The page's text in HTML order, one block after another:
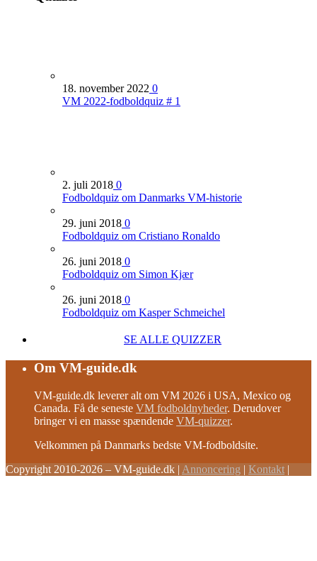
18. november 2022 0
VM 2022-fodboldquiz # 1
2. juli 2018 0
Fodboldquiz om Danmarks VM-historie
29. juni 2018 0
Fodboldquiz om Cristiano Ronaldo
26. juni 2018 0
Fodboldquiz om Simon Kjær
26. juni 2018 0
Fodboldquiz om Kasper Schmeichel
SE ALLE QUIZZER
Om VM-guide.dk
VM-guide.dk leverer alt om VM 2026 i USA, Mexico og
Canada. Få de seneste VM fodboldnyheder. Derudover
bringer vi en masse spændende VM-quizzer.
Velkommen på Danmarks bedste VM-fodboldsite.
Copyright 2010-2026 – VM-guide.dk | Annoncering | Kontakt |